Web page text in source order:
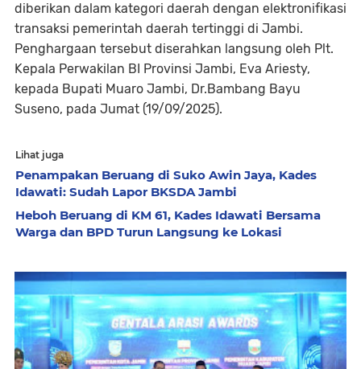
diberikan dalam kategori daerah dengan elektronifikasi
transaksi pemerintah daerah tertinggi di Jambi.
Penghargaan tersebut diserahkan langsung oleh Plt.
Kepala Perwakilan BI Provinsi Jambi, Eva Ariesty,
kepada Bupati Muaro Jambi, Dr.Bambang Bayu
Suseno, pada Jumat (19/09/2025).
Lihat juga
Penampakan Beruang di Suko Awin Jaya, Kades
Idawati: Sudah Lapor BKSDA Jambi
Heboh Beruang di KM 61, Kades Idawati Bersama
Warga dan BPD Turun Langsung ke Lokasi